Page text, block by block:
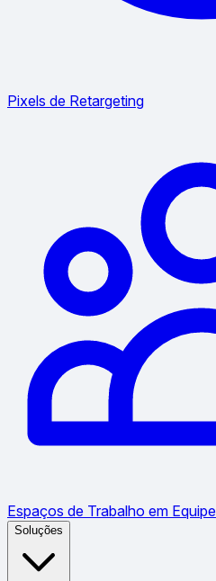
Pixels de Retargeting
Espaços de Trabalho em Equipe
Soluções